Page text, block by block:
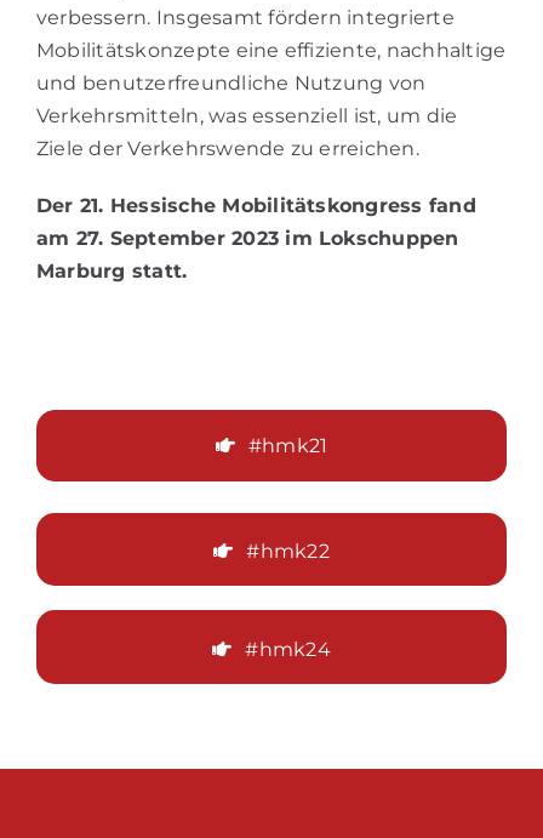
verbessern. Insgesamt fördern integrierte
Mobilitätskonzepte eine effiziente, nachhaltige
und benutzerfreundliche Nutzung von
Verkehrsmitteln, was essenziell ist, um die
Ziele der Verkehrswende zu erreichen.
Der 21. Hessische Mobilitätskongress fand
am 27. September 2023 im Lokschuppen
Marburg statt.
#hmk21
#hmk22
#hmk24